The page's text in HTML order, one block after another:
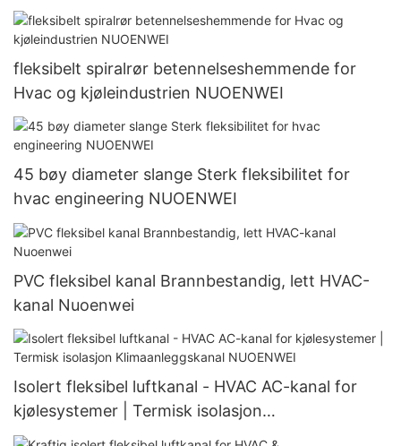
fleksibelt spiralrør betennelseshemmende for
Hvac og kjøleindustrien NUOENWEI
45 bøy diameter slange Sterk fleksibilitet for
hvac engineering NUOENWEI
PVC fleksibel kanal Brannbestandig, lett HVAC-
kanal Nuoenwei
Isolert fleksibel luftkanal - HVAC AC-kanal for
kjølesystemer | Termisk isolasjon
Klimaanleggskanal NUOENWEI